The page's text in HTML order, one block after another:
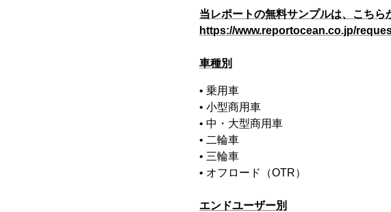
当レポートの無料サンプルは、こちら
https://www.reportocean.co.jp/
車種別
• 乗用車
• 小型商用車
• 中・大型商用車
• 二輪車
• 三輪車
• オフロード（OTR）
エンドユーザー別